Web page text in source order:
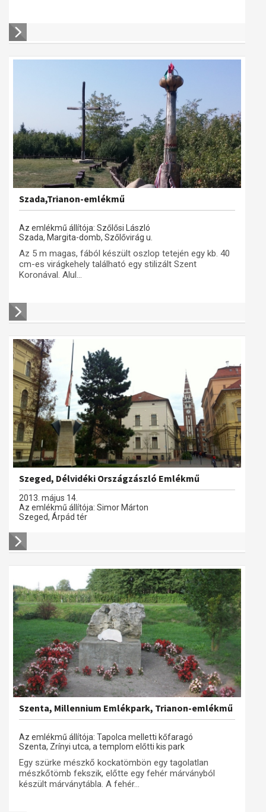
Szada,Trianon-emlékmű
Az emlékmű állítója: Szőlősi László
Szada, Margita-domb, Szőlővirág u.
Az 5 m magas, fából készült oszlop tetején egy kb. 40
cm-es virágkehely található egy stilizált Szent
Koronával. Alul...
Szeged, Délvidéki Országzászló Emlékmű
2013. május 14.
Az emlékmű állítója: Simor Márton
Szeged, Árpád tér
Szenta, Millennium Emlékpark, Trianon-emlékmű
Az emlékmű állítója: Tapolca melletti kőfaragó
Szenta, Zrínyi utca, a templom előtti kis park
Egy szürke mészkő kockatömbön egy tagolatlan
mészkőtömb fekszik, előtte egy fehér márványból
készült márványtábla. A fehér...